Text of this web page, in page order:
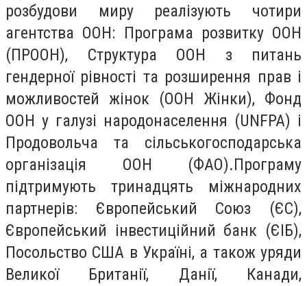
розбудови миру реалізують чотири
агентства ООН: Програма розвитку ООН
(ПРООН), Структура ООН з питань
гендерної рівності та розширення прав і
можливостей жінок (ООН Жінки), Фонд
ООН у галузі народонаселення (UNFPA) і
Продовольча та сільськогосподарська
організація ООН (ФАО).Програму
підтримують тринадцять міжнародних
партнерів: Європейський Союз (ЄС),
Європейський інвестиційний банк (ЄІБ),
Посольство США в Україні, а також уряди
Великої Британії, Данії, Канади,